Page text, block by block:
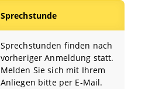
Sprechstunde
Sprechstunden finden nach
vorheriger Anmeldung statt.
Melden Sie sich mit Ihrem
Anliegen bitte per E-Mail.